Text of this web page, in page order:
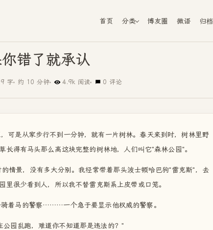
首页 分类 博友圈 微语 归档
错了就承认
字 约 10 分钟 4.9k 阅读 0 评论
可是从家步行不到一分钟，就有一片树林。春天来到时，树林里野
得有马头那么高这块完整的树林地，人们叫它"森林公园"。
情景，没有多大分别。我经常带着那头波士顿哈巴狗"雷克斯"，去
很少看到人，所以我不替雷克斯系上皮带或口笼。
着马的警察………一个急于要显示他权威的警察。
园乱跑，难道你不知道那是违法的？"